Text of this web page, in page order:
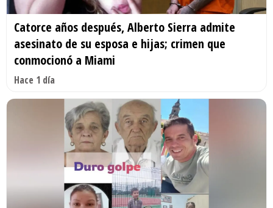
Catorce años después, Alberto Sierra admite
asesinato de su esposa e hijas; crimen que
conmocionó a Miami
Hace 1 día